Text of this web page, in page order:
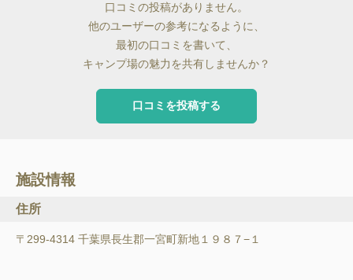
口コミの投稿がありません。
他のユーザーの参考になるように、
最初の口コミを書いて、
キャンプ場の魅力を共有しませんか？
口コミを投稿する
施設情報
住所
〒299-4314 千葉県長生郡一宮町新地１９８７−１